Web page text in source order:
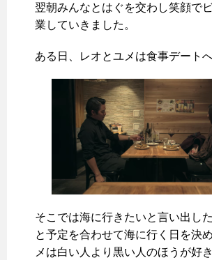
翌朝みんなとはぐを交わし笑顔で
業していきました。
ある日、レオとユメは食事デート
そこでは海に行きたいと言い出し
と予定を合わせて海に行く日を決
メは白い人より黒い人のほうが好